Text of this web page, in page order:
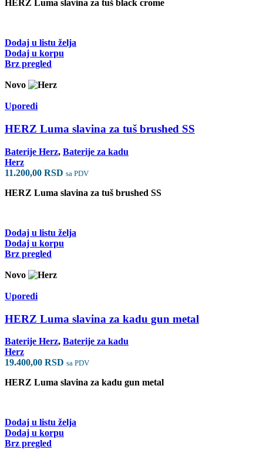
HERZ Luma slavina za tuš black crome
Dodaj u listu želja
Dodaj u korpu
Brz pregled
Novo
Uporedi
HERZ Luma slavina za tuš brushed SS
Baterije Herz, Baterije za kadu
Herz
11.200,00 RSD sa PDV
HERZ Luma slavina za tuš brushed SS
Dodaj u listu želja
Dodaj u korpu
Brz pregled
Novo
Uporedi
HERZ Luma slavina za kadu gun metal
Baterije Herz, Baterije za kadu
Herz
19.400,00 RSD sa PDV
HERZ Luma slavina za kadu gun metal
Dodaj u listu želja
Dodaj u korpu
Brz pregled